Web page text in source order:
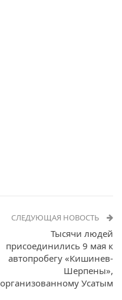
СЛЕДУЮЩАЯ НОВОСТЬ
Тысячи людей
присоединились 9 мая к
автопробегу «Кишинев-
Шерпены»,
организованному Усатым